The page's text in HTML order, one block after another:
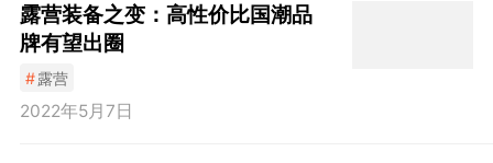
露营装备之变：高性价比国潮品
牌有望出圈
#露营
2022年5月7日